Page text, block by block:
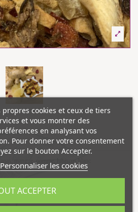
propres cookies et ceux de tiers
et vous montrer des
en analysant vos
Pour donner votre consentement
sur le bouton Accepter.
Personnaliser les cookies
ACCEPTER